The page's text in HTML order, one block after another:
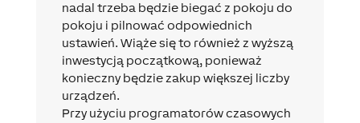
nadal trzeba będzie biegać z pokoju do
pokoju i pilnować odpowiednich
ustawień. Wiąże się to również z wyższą
inwestycją początkową, ponieważ
konieczny będzie zakup większej liczby
urządzeń.
Przy użyciu programatorów czasowych